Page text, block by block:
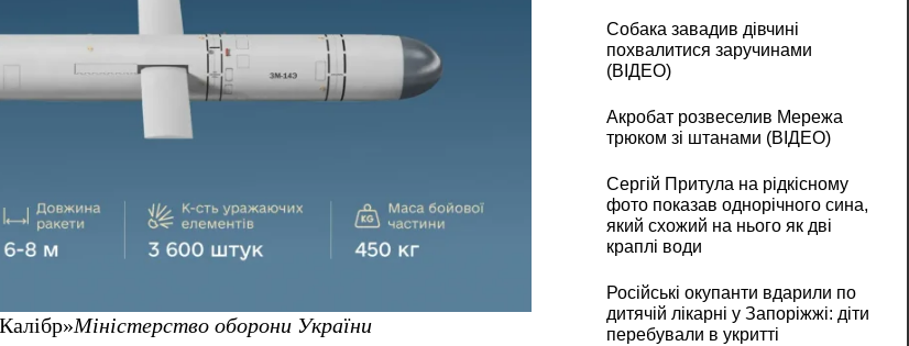
Міністерство оборони України
Собака завадив дівчині
похвалитися заручинами
(ВІДЕО)
Акробат розвеселив Мережа
трюком зі штанами (ВІДЕО)
Сергій Притула на рідкісному
фото показав однорічного сина,
який схожий на нього як дві
краплі води
Російські окупанти вдарили по
дитячій лікарні у Запоріжжі: діти
перебували в укритті